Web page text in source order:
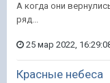
А когда они
ряд...
25 мар 2022,
Красные небеса